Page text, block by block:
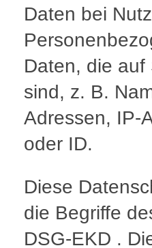
Daten bei
Daten, die
sind, z. B.
Adressen, IP-
oder ID.
Diese
die Begriffe
DSG-EKD .